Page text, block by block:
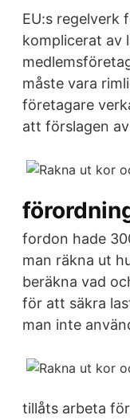
EU:s regelverk
komplicerat av
måste vara
företagare
att förslagen
fordon hade
man räkna ut
beräkna vad
för att säkra
man inte
tillåts arbeta